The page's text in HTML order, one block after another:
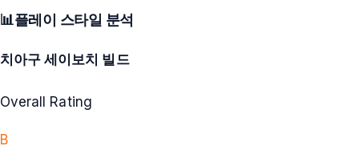
📊플레이 스타일 분석
치아구 세이보치 빌드
Overall Rating
B